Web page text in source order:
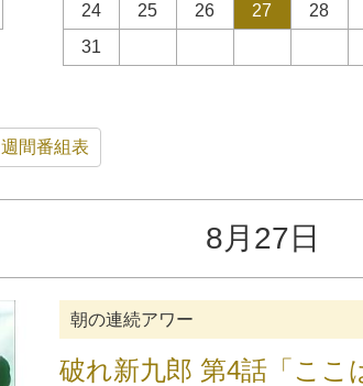
24
25 26 27 28
31
週間番組表
8月27日
朝の連続アワー
破れ新九郎 第4話「ここ